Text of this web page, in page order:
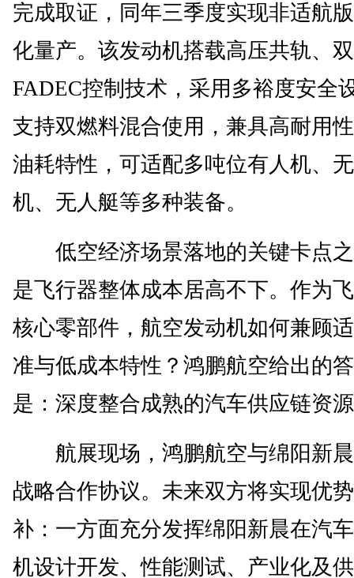
完成取证，同年三季度实现非适航
化量产。该发动机搭载高压共轨、双
FADEC控制技术，采用多裕度安全
支持双燃料混合使用，兼具高耐用
油耗特性，可适配多吨位有人机、
机、无人艇等多种装备。
低空经济场景落地的关键卡点
是飞行器整体成本居高不下。作为
核心零部件，航空发动机如何兼顾
准与低成本特性？鸿鹏航空给出的
是：深度整合成熟的汽车供应链资
航展现场，鸿鹏航空与绵阳新
战略合作协议。未来双方将实现优
补：一方面充分发挥绵阳新晨在汽
机设计开发、性能测试、产业化及